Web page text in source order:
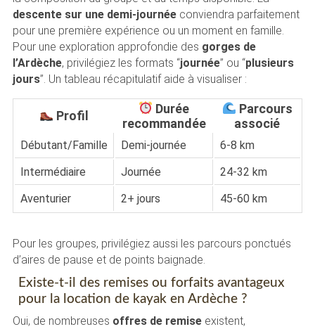
descente sur une demi-journéeconviendra parfaitement
pour une première expérience ou un moment en famille.
Pour une exploration approfondie des gorges de
l’Ardèche, privilégiez les formats “journée” ou “plusieurs
jours”. Un tableau récapitulatif aide à visualiser :
Profil
Durée
recommandée
Parcours
associé
Débutant/Famille Demi-journée
6-8 km
Intermédiaire
Journée
24-32 km
Aventurier
2+ jours 45-60 km
Pour les groupes, privilégiez aussi les parcours ponctués
d’aires de pause et de points baignade.
Existe-t-il des remises ou forfaits avantageux
pour la location de kayak en Ardèche ?
Oui, de nombreuses offres de remiseexistent,